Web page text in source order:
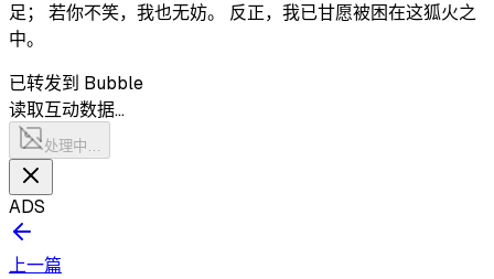
足； 若你不笑，我也无妨。 反正，我已甘愿被困在这狐火之
中。
已转发到 Bubble
读取互动数据…
处理中…
ADS
上一篇